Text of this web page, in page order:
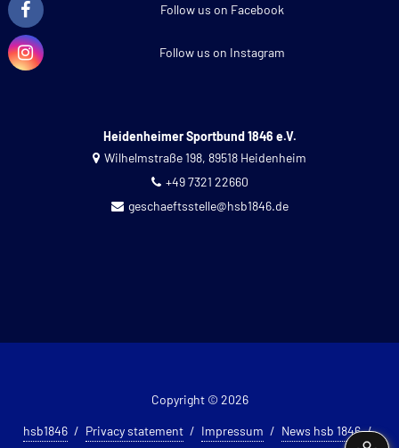
Follow us on Facebook
Follow us on Instagram
Heidenheimer Sportbund 1846 e.V.
Wilhelmstraße 198, 89518 Heidenheim
+49 7321 22660
geschaeftsstelle@hsb1846.de
Copyright © 2026
hsb1846 Privacy statement Impressum
News hsb 1846